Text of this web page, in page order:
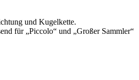
und Kugelkette.
für „Piccolo“ und „Großer Sammler“